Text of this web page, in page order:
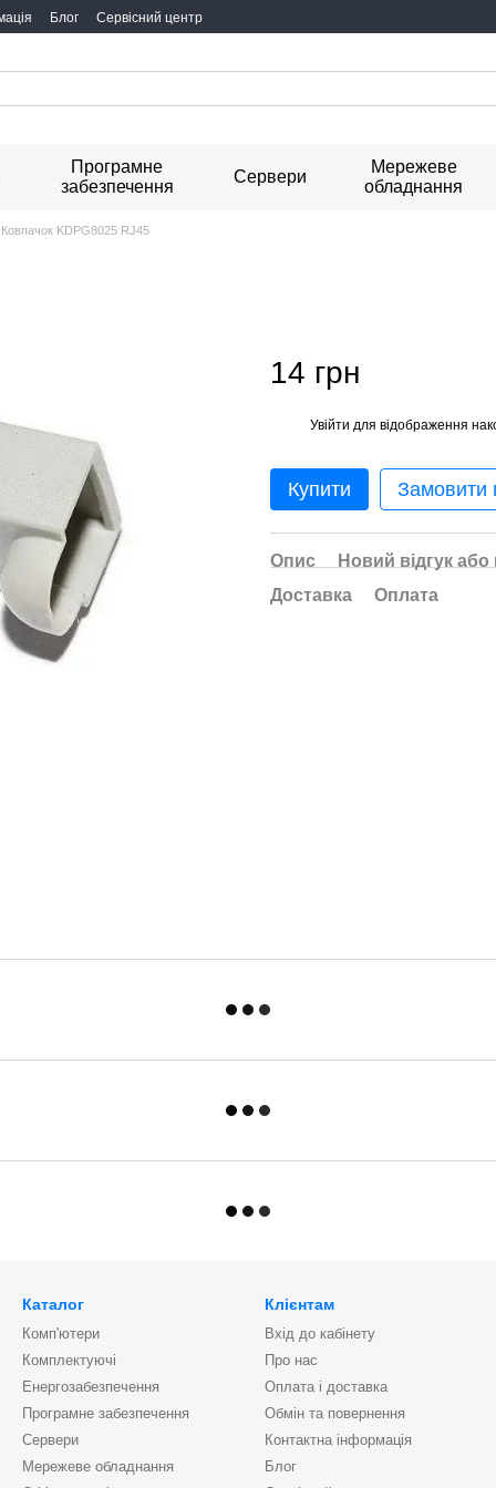
Блог Сервісний центр
Програмне
забезпечення
Сервери
Мережеве
обладнання
Ковпачок KDPG8025 RJ45
14 грн
Увійти для відображення
Купити Замовити
Опис
Новий відгук
Доставка
Оплата
Каталог
Комп'ютери
Комплектуючі
Енергозабезпечення
Програмне забезпечення
Сервери
Мережеве обладнання
Клієнтам
Вхід до кабінету
Про нас
Оплата і доставка
Обмін та повернення
Контактна інформація
Блог